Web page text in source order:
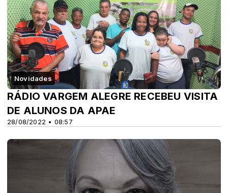
Novidades
28/08/2022 • 08:57
RÁDIO VARGEM ALEGRE RECEBEU VISITA
DE ALUNOS DA APAE